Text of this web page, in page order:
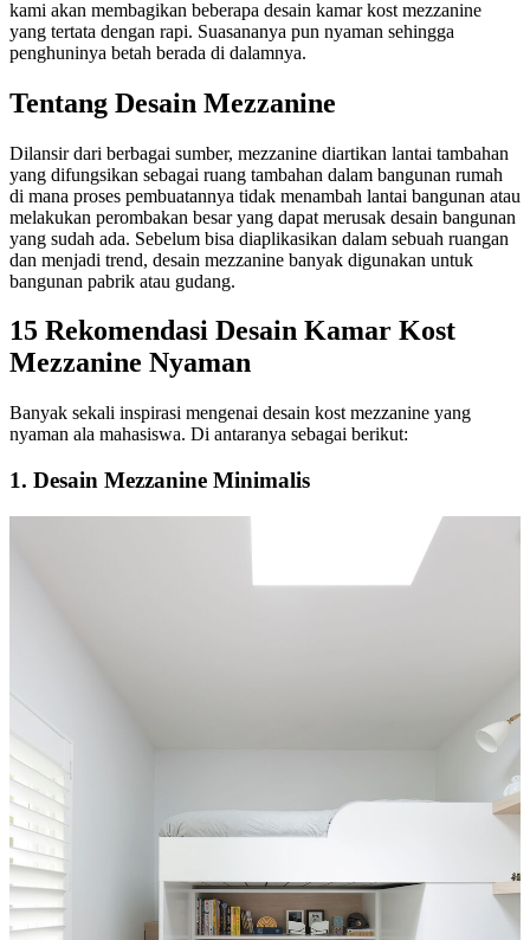
kami akan membagikan beberapa desain kamar kost mezzanine
yang tertata dengan rapi. Suasananya pun nyaman sehingga
penghuninya betah berada di dalamnya.
Tentang Desain Mezzanine
Dilansir dari berbagai sumber, mezzanine diartikan lantai tambahan
yang difungsikan sebagai ruang tambahan dalam bangunan rumah
di mana proses pembuatannya tidak menambah lantai bangunan atau
melakukan perombakan besar yang dapat merusak desain bangunan
yang sudah ada. Sebelum bisa diaplikasikan dalam sebuah ruangan
dan menjadi trend, desain mezzanine banyak digunakan untuk
bangunan pabrik atau gudang.
15 Rekomendasi Desain Kamar Kost
Mezzanine Nyaman
Banyak sekali inspirasi mengenai desain kost mezzanine yang
nyaman ala mahasiswa. Di antaranya sebagai berikut:
1. Desain Mezzanine Minimalis